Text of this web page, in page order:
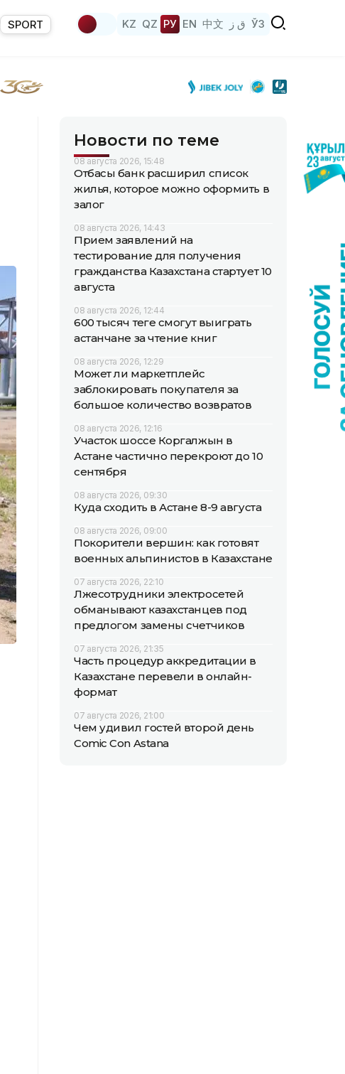
SPORT KZ QZ РУ EN 中文 ق ز ЎЗ
Новости по теме
08 августа 2026, 15:48
Отбасы банк расширил список
жилья, которое можно оформить в
залог
08 августа 2026, 14:43
Прием заявлений на
тестирование для получения
гражданства Казахстана стартует 10
августа
08 августа 2026, 12:44
600 тысяч теңге смогут выиграть
астанчане за чтение книг
08 августа 2026, 12:29
Может ли маркетплейс
заблокировать покупателя за
большое количество возвратов
08 августа 2026, 12:16
Участок шоссе Коргалжын в
Астане частично перекроют до 10
сентября
08 августа 2026, 09:30
Куда сходить в Астане 8-9 августа
08 августа 2026, 09:00
Покорители вершин: как готовят
военных альпинистов в Казахстане
07 августа 2026, 22:10
Лжесотрудники электросетей
обманывают казахстанцев под
предлогом замены счетчиков
07 августа 2026, 21:35
Часть процедур аккредитации в
Казахстане перевели в онлайн-
формат
07 августа 2026, 21:00
Чем удивил гостей второй день
Comic Con Astana